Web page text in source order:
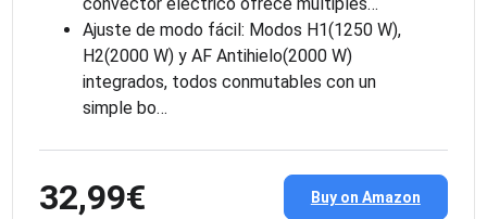
Ajuste de modo fácil: Modos H1(1250 W),
H2(2000 W) y AF Antihielo(2000 W)
integrados, todos conmutables con un
simple bo…
32,99€ Buy on Amazon